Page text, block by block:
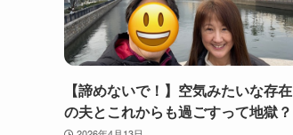
【諦めないで！】空気みたいな存在
の夫とこれからも過ごすって地獄？